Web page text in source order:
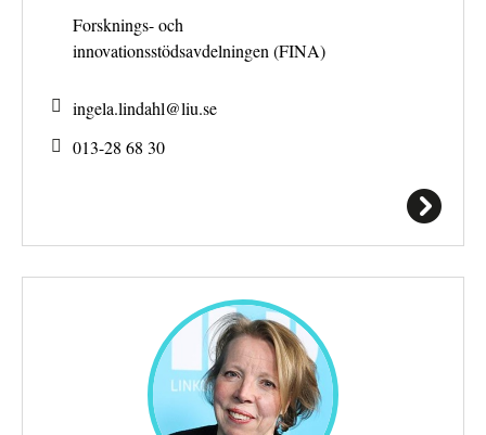
Forsknings- och
innovationsstödsavdelningen (FINA)
ingela.lindahl@liu.se
013-28 68 30